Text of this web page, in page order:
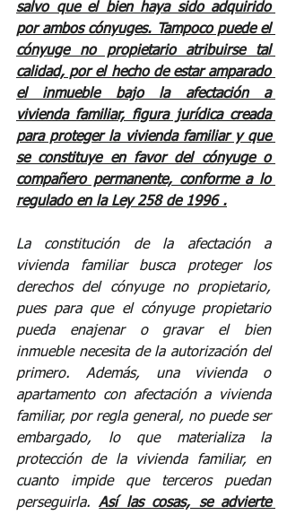
salvo que el bien haya sido adquirido
por ambos cónyuges. Tampoco puede el
cónyuge no propietario atribuirse tal
calidad, por el hecho de estar amparado
el inmueble bajo la afectación a
vivienda familiar, figura jurídica creada
para proteger la vivienda familiar y que
se constituye en favor del cónyuge o
compañero permanente, conforme a lo
regulado en la Ley 258 de 1996 .
La constitución de la afectación a
vivienda familiar busca proteger los
derechos del cónyuge no propietario,
pues para que el cónyuge propietario
pueda enajenar o gravar el bien
inmueble necesita de la autorización del
primero. Además, una vivienda o
apartamento con afectación a vivienda
familiar, por regla general, no puede ser
embargado, lo que materializa la
protección de la vivienda familiar, en
cuanto impide que terceros puedan
perseguirla. Así las cosas, se advierte